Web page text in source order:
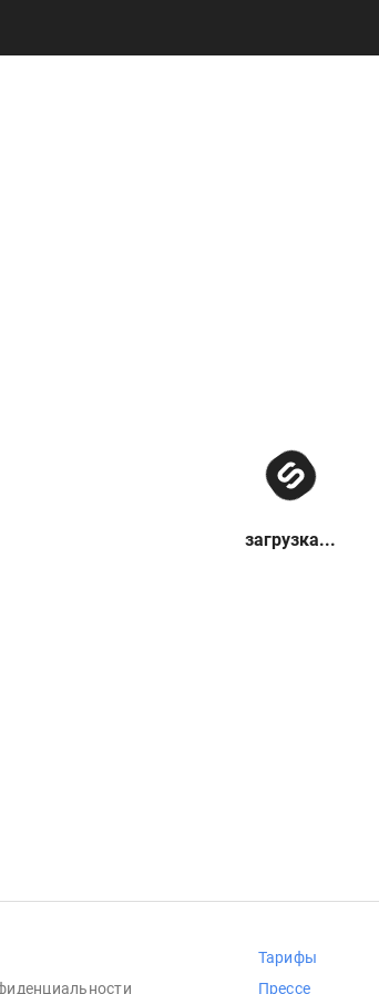
загрузка...
Тарифы
Прессе